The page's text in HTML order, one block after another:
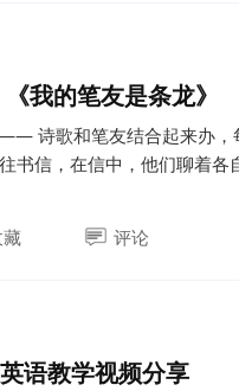
我的笔友是条龙》
诗歌和笔友结合起来办
书信，在信中，他们聊着
评论
语教学视频分享